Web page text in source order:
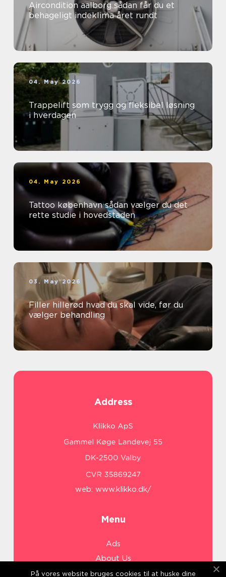
Aircondition aalborg sådan får du et
behageligt indeklima året rundt
04. May 2026
Trappelift som trygg og fleksibel løsning
i hverdagen
04. May 2026
Tattoo københavn sådan vælger du det
rette studie i hovedstaden
03. May 2026
Filler hillerød hvad du skal vide, før du
vælger behandling
Address
web: www.klikko.dk/
Menu
Ads
About Us
Cookies
På vores website bruges cookies til at huske dine